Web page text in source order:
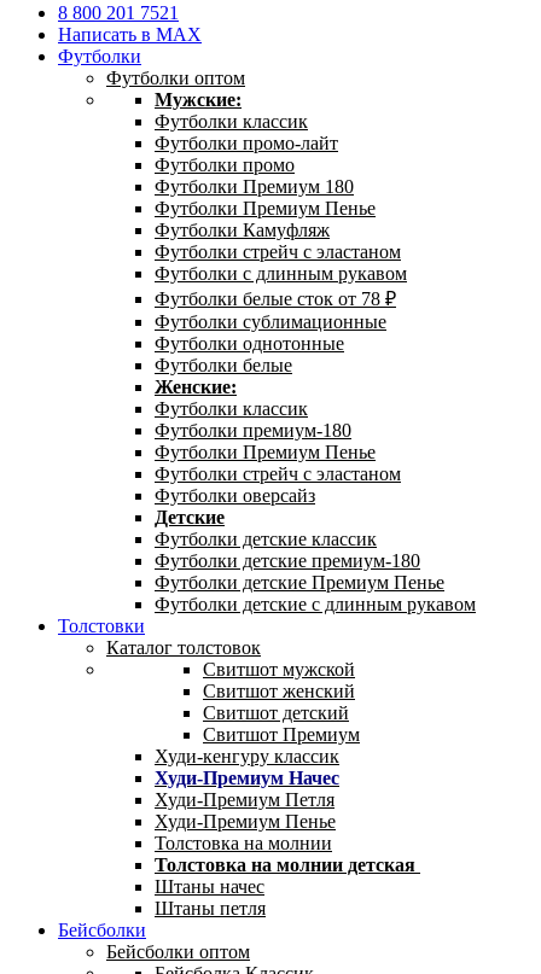
8 800 201 7521
Написать в MAX
Футболки
Футболки оптом
Мужские:
Футболки классик
Футболки промо-лайт
Футболки промо
Футболки Премиум 180
Футболки Премиум Пенье
Футболки Камуфляж
Футболки стрейч с эластаном
Футболки с длинным рукавом
Футболки белые сток от 78 ₽
Футболки сублимационные
Футболки однотонные
Футболки белые
Женские:
Футболки классик
Футболки премиум-180
Футболки Премиум Пенье
Футболки стрейч с эластаном
Футболки оверсайз
Детские
Футболки детские классик
Футболки детские премиум-180
Футболки детские Премиум Пенье
Футболки детские с длинным рукавом
Толстовки
Каталог толстовок
Свитшот мужской
Свитшот женский
Свитшот детский
Свитшот Премиум
Худи-кенгуру классик
Худи-Премиум Начес
Худи-Премиум Петля
Худи-Премиум Пенье
Толстовка на молнии
Толстовка на молнии детская
Штаны начес
Штаны петля
Бейсболки
Бейсболки оптом